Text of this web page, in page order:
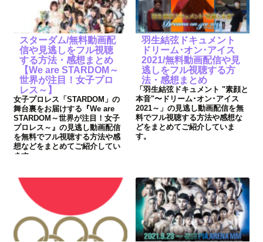
スターダム/無料動画配
信や見逃しをフル視聴
する方法・感想まとめ
【We are STARDOM～
世界が注目！女子プロ
レス～】
女子プロレス「STARDOM」の
舞台裏をお届けする『We are
STARDOM～世界が注目！女子
プロレス～』の見逃し動画配信
を無料でフル視聴する方法や感
想などをまとめてご紹介してい
ます。
羽生結弦ドキュメント
ドリーム･オン･アイス
2021/無料動画配信や見
逃しをフル視聴する方
法・感想まとめ
「羽生結弦ドキュメント "素顔と
本音"〜ドリーム･オン･アイス
2021～」の見逃し動画配信を無
料でフル視聴する方法や感想な
どをまとめてご紹介していま
す。